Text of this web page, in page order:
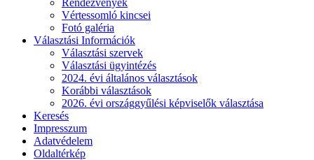
Vértessomló kincsei
Fotó galéria
Választási Információk
Választási szervek
Választási ügyintézés
2024. évi általános választások
Korábbi választások
2026. évi országgyűlési képviselők választása
Keresés
Impresszum
Adatvédelem
Oldaltérkép